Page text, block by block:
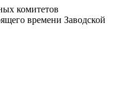
комитетов
времени Заводской